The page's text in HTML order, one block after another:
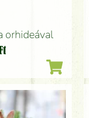
orhideával